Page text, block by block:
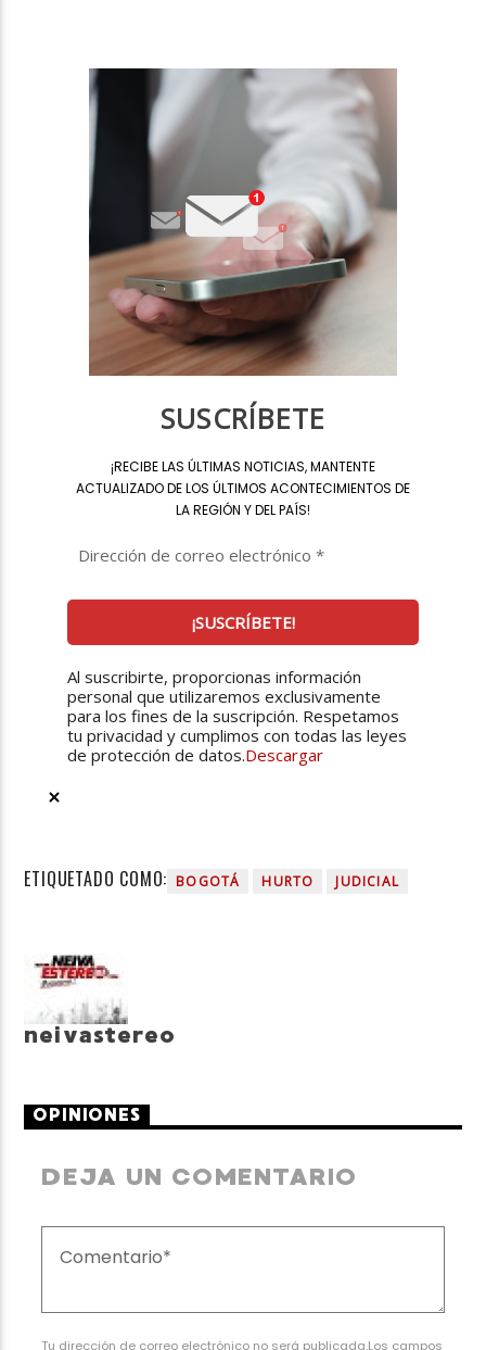
SUSCRÍBETE
¡RECIBE LAS ÚLTIMAS NOTICIAS, MANTENTE
ACTUALIZADO DE LOS ÚLTIMOS ACONTECIMIENTOS DE
LA REGIÓN Y DEL PAÍS!
Al suscribirte, proporcionas información
personal que utilizaremos exclusivamente
para los fines de la suscripción. Respetamos
tu privacidad y cumplimos con todas las leyes
de protección de datos.Descargar
ETIQUETADO COMO: BOGOTÁ HURTO JUDICIAL
neivastereo
OPINIONES
DEJA UN COMENTARIO
Tu dirección de correo electrónico no será publicada.Los campos